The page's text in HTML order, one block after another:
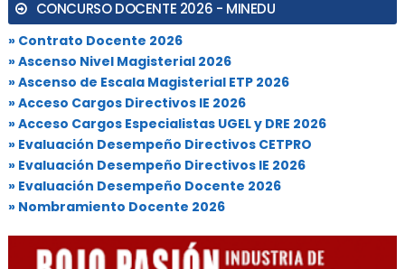
CONCURSO DOCENTE 2026 - MINEDU
» Contrato Docente 2026
» Ascenso Nivel Magisterial 2026
» Ascenso de Escala Magisterial ETP 2026
» Acceso Cargos Directivos IE 2026
» Acceso Cargos Especialistas UGEL y DRE 2026
» Evaluación Desempeño Directivos CETPRO
» Evaluación Desempeño Directivos IE 2026
» Evaluación Desempeño Docente 2026
» Nombramiento Docente 2026